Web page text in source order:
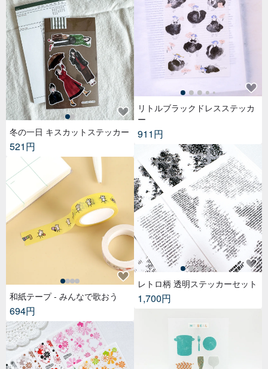
冬の一日 キスカットステッカー
521円
和紙テープ - みんなで歌おう
694円
リトルブラックドレスステッカ
ー
911円
レトロ柄 透明ステッカーセット
1,700円